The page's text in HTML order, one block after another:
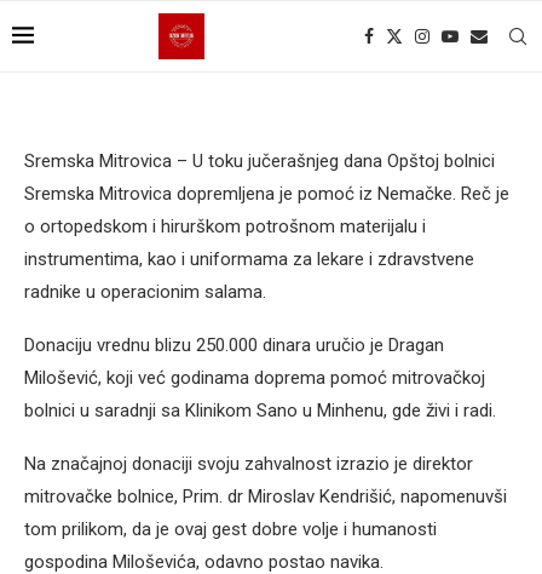
Sremska Mitrovica – U toku jučerašnjeg dana Opštoj bolnici
Sremska Mitrovica dopremljena je pomoć iz Nemačke. Reč je
o ortopedskom i hirurškom potrošnom materijalu i
instrumentima, kao i uniformama za lekare i zdravstvene
radnike u operacionim salama.
Donaciju vrednu blizu 250.000 dinara uručio je Dragan
Milošević, koji već godinama doprema pomoć mitrovačkoj
bolnici u saradnji sa Klinikom Sano u Minhenu, gde živi i radi.
Na značajnoj donaciji svoju zahvalnost izrazio je direktor
mitrovačke bolnice, Prim. dr Miroslav Kendrišić, napomenuvši
tom prilikom, da je ovaj gest dobre volje i humanosti
gospodina Miloševića, odavno postao navika.